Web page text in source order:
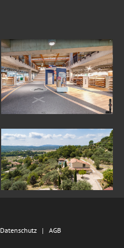
Datenschutz AGB